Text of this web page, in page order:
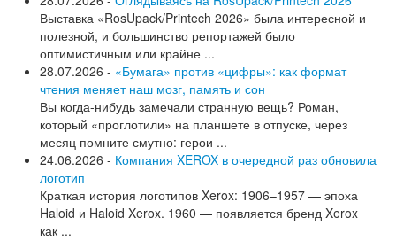
Выставка «RosUpack/Printech 2026» была интересной и
полезной, и большинство репортажей было
оптимистичным или крайне ...
28.07.2026 - «Бумага» против «цифры»: как формат
чтения меняет наш мозг, память и сон
Вы когда-нибудь замечали странную вещь? Роман,
который «проглотили» на планшете в отпуске, через
месяц помните смутно: герои ...
24.06.2026 - Компания XEROX в очередной раз обновила
логотип
Краткая история логотипов Xerox: 1906–1957 — эпоха
Haloid и Haloid Xerox. 1960 — появляется бренд Xerox
как ...